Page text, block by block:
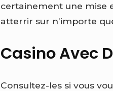
certainement une mise
atterrir sur n’importe
Casino Avec
Consultez-les si vous